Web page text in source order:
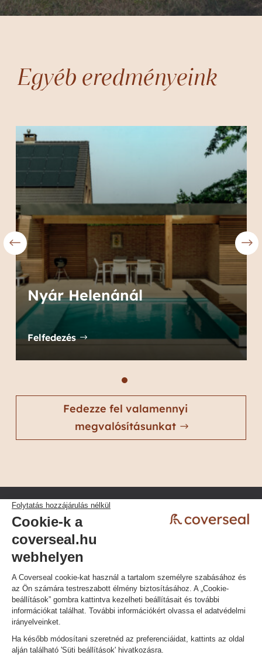
Egyéb eredményeink
Nyár Helenánál
Felfedezés
Fedezze fel valamennyi
megvalósításunkat
Adatvédelmi irányelvek
Általános Szerződési Feltételek